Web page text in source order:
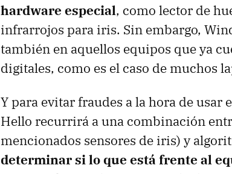
hardware especial, como lector de
infrarrojos para iris. Sin embargo,
también en aquellos equipos que ya
digitales, como es el caso de muchos
Y para evitar fraudes a la hora de
Hello recurrirá a una combinación
mencionados sensores de iris) y
determinar si lo que está frente al